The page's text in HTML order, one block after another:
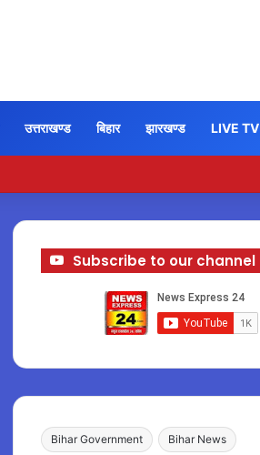
उत्तराखण्ड बिहार झारखण्ड LIVE TV
Subscribe to our channel
Bihar Government Bihar News